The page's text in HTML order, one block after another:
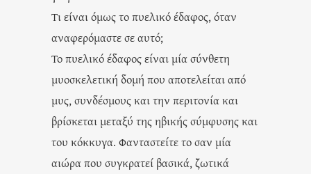
Τι είναι όμως το πυελικό έδαφος, όταν
αναφερόμαστε σε αυτό;
Το πυελικό έδαφος είναι μία σύνθετη
μυοσκελετική δομή που αποτελείται από
μυς, συνδέσμους και την περιτονία και
βρίσκεται μεταξύ της ηβικής σύμφυσης και
του κόκκυγα. Φανταστείτε το σαν μία
αιώρα που συγκρατεί βασικά, ζωτικά